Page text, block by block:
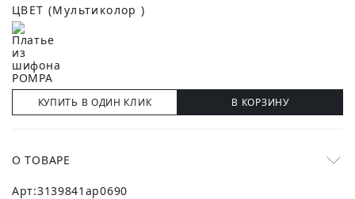
ЦВЕТ (Мультиколор )
КУПИТЬ В ОДИН КЛИК В КОРЗИНУ
О ТОВАРЕ
Арт:3139841ap0690